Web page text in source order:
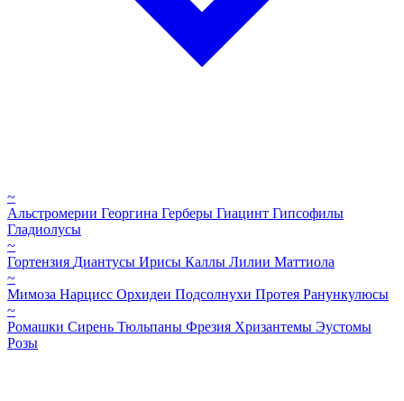
~
Альстромерии Георгина Герберы Гиацинт Гипсофилы
Гладиолусы
~
Гортензия Диантусы Ирисы Каллы Лилии Маттиола
~
Мимоза Нарцисс Орхидеи Подсолнухи Протея Ранункулюсы
~
Ромашки Сирень Тюльпаны Фрезия Хризантемы Эустомы
Розы